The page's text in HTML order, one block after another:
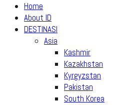
Home
About ID
DESTINASI
Asia
Kashmir
Kazakhstan
Kyrgyzstan
Pakistan
South Korea